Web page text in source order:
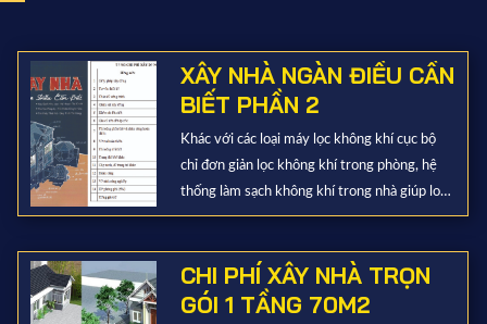
XÂY NHÀ NGÀN ĐIỀU CẦN
BIẾT PHẦN 2
Khác với các loại máy lọc không khí cục bộ
chỉ đơn giản lọc không khí trong phòng, hệ
thống làm sạch không khí trong nhà giúp loại
bỏ bụi
CHI PHÍ XÂY NHÀ TRỌN
GÓI 1 TẦNG 70M2